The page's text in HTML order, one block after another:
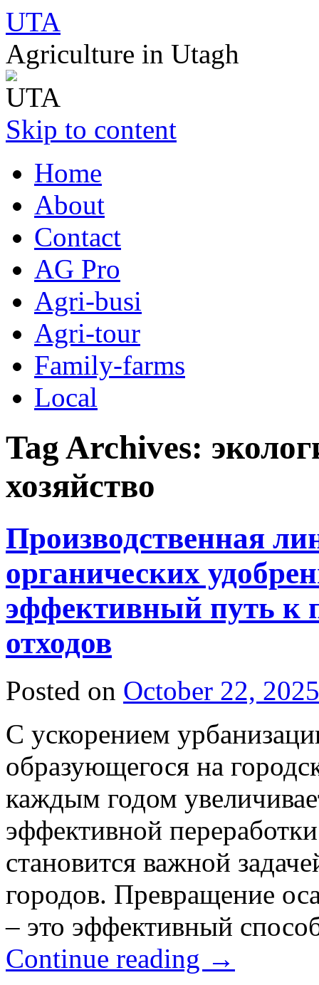
UTA
Agriculture in Utagh
Skip to content
Home
About
Contact
AG Pro
Agri-busi
Agri-tour
Family-farms
Local
Tag Archives:
хозяйство
Производственная
органических
эффективный путь к
отходов
Posted on October 22, 2025
С ускорением
образующегося на
каждым годом
эффективной
становится важной
городов. Превращение
– это эффективный
Continue reading →